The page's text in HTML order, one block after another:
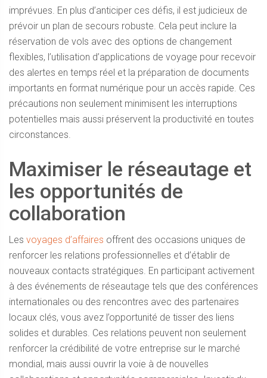
imprévues. En plus d’anticiper ces défis, il est judicieux de
prévoir un plan de secours robuste. Cela peut inclure la
réservation de vols avec des options de changement
flexibles, l’utilisation d’applications de voyage pour recevoir
des alertes en temps réel et la préparation de documents
importants en format numérique pour un accès rapide. Ces
précautions non seulement minimisent les interruptions
potentielles mais aussi préservent la productivité en toutes
circonstances.
Maximiser le réseautage et
les opportunités de
collaboration
Les voyages d’affaires offrent des occasions uniques de
renforcer les relations professionnelles et d’établir de
nouveaux contacts stratégiques. En participant activement
à des événements de réseautage tels que des conférences
internationales ou des rencontres avec des partenaires
locaux clés, vous avez l’opportunité de tisser des liens
solides et durables. Ces relations peuvent non seulement
renforcer la crédibilité de votre entreprise sur le marché
mondial, mais aussi ouvrir la voie à de nouvelles